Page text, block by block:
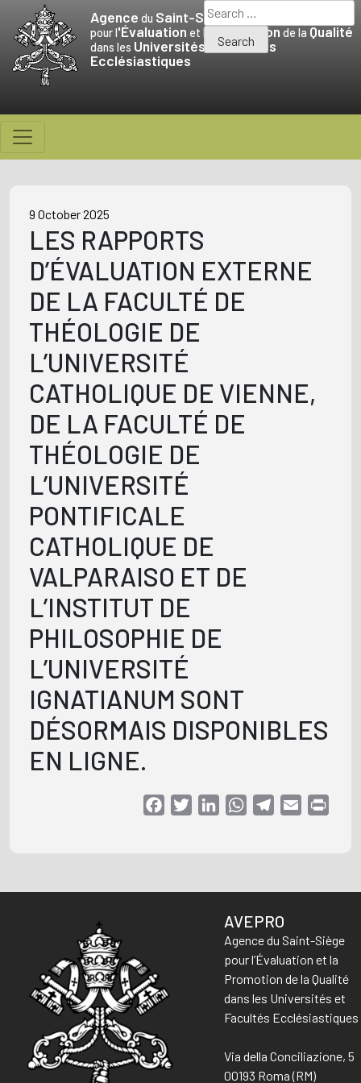
content
Agence du Saint-Siège
pour l'Évaluation et la Promotionde la Qualité
dans les Universités etFacultés
Ecclésiastiques
Search
for:
9 October 2025
LES RAPPORTS
D’ÉVALUATION EXTERNE
DE LA FACULTÉ DE
THÉOLOGIE DE
L’UNIVERSITÉ
CATHOLIQUE DE VIENNE,
DE LA FACULTÉ DE
THÉOLOGIE DE
L’UNIVERSITÉ
PONTIFICALE
CATHOLIQUE DE
VALPARAISO ET DE
L’INSTITUT DE
PHILOSOPHIE DE
L’UNIVERSITÉ
IGNATIANUM SONT
DÉSORMAIS DISPONIBLES
EN LIGNE.
FacebookTwitterLinkedInWhatsAppTelegram
Email
AVEPRO
Agence du Saint-Siège
pour l’Évaluation et la
Promotion de la Qualité
dans les Universités et
Facultés Ecclésiastiques
Via della Conciliazione, 5
00193 Roma (RM)